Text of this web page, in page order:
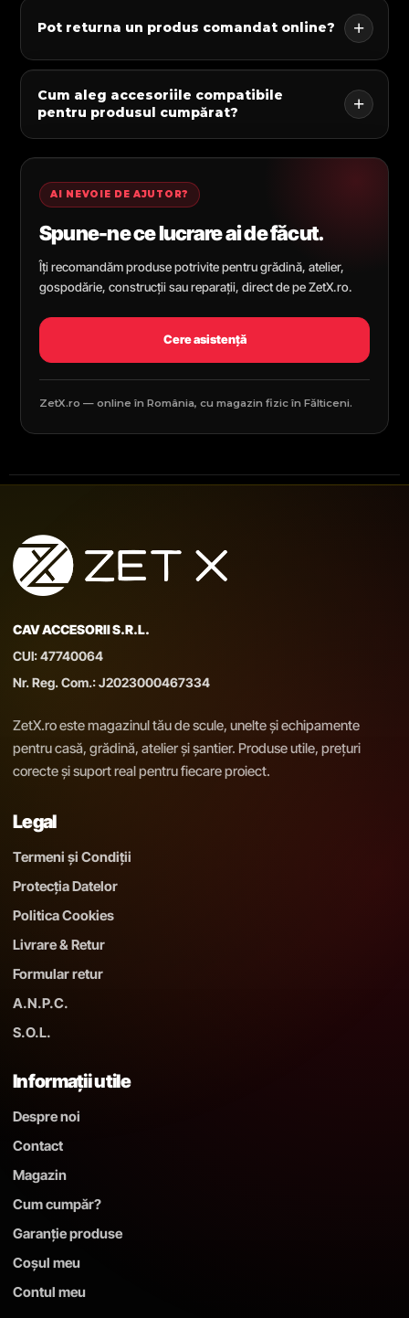
Pot returna un produs comandat online?
Cum aleg accesoriile compatibile
pentru produsul cumpărat?
AI NEVOIE DE AJUTOR?
Spune-ne ce lucrare ai de făcut.
Îți recomandăm produse potrivite pentru grădină, atelier,
gospodărie, construcții sau reparații, direct de pe ZetX.ro.
Cere asistență
ZetX.ro — online în România, cu magazin fizic în Fălticeni.
CAV ACCESORII S.R.L.
CUI: 47740064
Nr. Reg. Com.: J2023000467334
ZetX.ro este magazinul tău de scule, unelte și echipamente
pentru casă, grădină, atelier și șantier. Produse utile, prețuri
corecte și suport real pentru fiecare proiect.
Legal
Termeni și Condiții
Protecția Datelor
Politica Cookies
Livrare & Retur
Formular retur
A.N.P.C.
S.O.L.
Informații utile
Despre noi
Contact
Magazin
Cum cumpăr?
Garanție produse
Coșul meu
Contul meu